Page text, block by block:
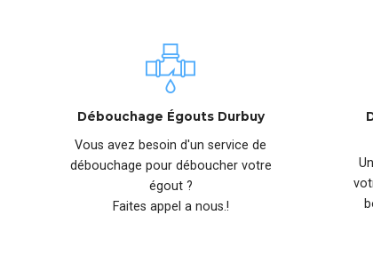
Débouchage Égouts Durbuy
Vous avez besoin d'un service de
débouchage pour déboucher votre
égout ?
Faites appel a nous.!